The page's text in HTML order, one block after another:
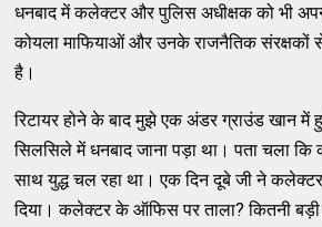
धनबाद में कलेक्टर और पुलिस अधीक्षक को भी
कोयला माफियाओं और उनके राजनैतिक संरक्षकों
है।
रिटायर होने के बाद मुझे एक अंडर ग्राउंड खान में
सिलसिले में धनबाद जाना पड़ा था। पता चला
साथ युद्ध चल रहा था। एक दिन दूबे जी ने
दिया। कलेक्टर के ऑफिस पर ताला? कितनी